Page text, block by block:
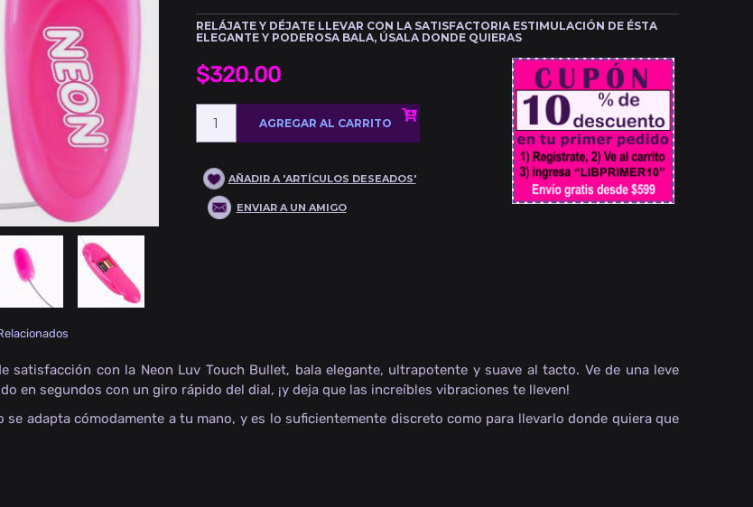
RELÁJATE Y DÉJATE LLEVAR CON LA SATISFACTORIA ESTIMULACIÓN DE ÉSTA
ELEGANTE Y PODEROSA BALA, ÚSALA DONDE QUIERAS
$320.00
satisfacción con la Neon Luv Touch Bullet, bala elegante, ultrapotente y suave al tacto. Ve de una leve
en segundos con un giro rápido del dial, ¡y deja que las increíbles vibraciones te lleven!
adapta cómodamente a tu mano, y es lo suficientemente discreto como para llevarlo donde quiera que